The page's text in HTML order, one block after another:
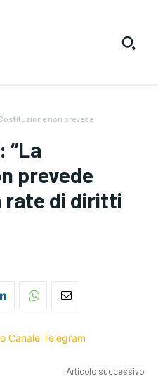
non prevede
“La
prevede
rate di diritti
Canale Telegram
Articolo successivo